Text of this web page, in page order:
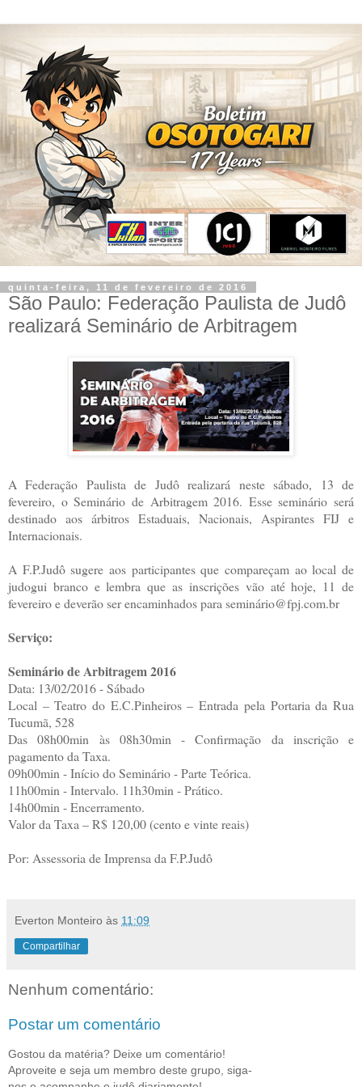
quinta-feira, 11 de fevereiro de 2016
São Paulo: Federação Paulista de Judô
realizará Seminário de Arbitragem
A Federação Paulista de Judô realizará neste sábado, 13 de
fevereiro, o Seminário de Arbitragem 2016. Esse seminário será
destinado aos árbitros Estaduais, Nacionais, Aspirantes FIJ e
Internacionais.
A F.P.Judô sugere aos participantes que compareçam ao local de
judogui branco e lembra que as inscrições vão até hoje, 11 de
fevereiro e deverão ser encaminhados para seminário@fpj.com.br
Serviço:
Seminário de Arbitragem 2016
Data: 13/02/2016 - Sábado
Local – Teatro do E.C.Pinheiros – Entrada pela Portaria da Rua
Tucumã, 528
Das 08h00min às 08h30min - Confirmação da inscrição e
pagamento da Taxa.
09h00min - Início do Seminário - Parte Teórica.
11h00min - Intervalo. 11h30min - Prático.
14h00min - Encerramento.
Valor da Taxa – R$ 120,00 (cento e vinte reais)
Por: Assessoria de Imprensa da F.P.Judô
Everton Monteiro às 11:09
Compartilhar
Nenhum comentário:
Postar um comentário
Gostou da matéria? Deixe um comentário!
Aproveite e seja um membro deste grupo, siga-